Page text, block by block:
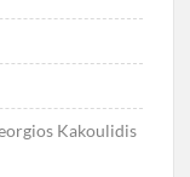
Kakoulidis